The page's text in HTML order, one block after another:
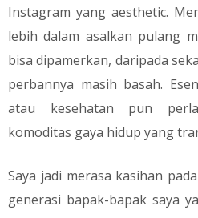
Instagram yang aesthetic.
lebih dalam asalkan pulang
bisa dipamerkan, daripada
perbannya masih basah.
atau kesehatan pun
komoditas gaya hidup yang
​Saya jadi merasa kasihan
generasi bapak-bapak saya